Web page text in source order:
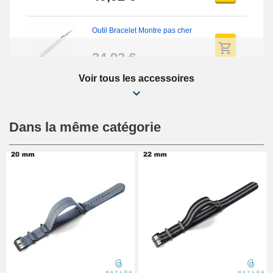
Outil Bracelet Montre pas cher
34,92 €
Kit Réparation Montre Débutant
16,90 €
Pied à Coulisse Numérique
9,90 €
Voir tous les accessoires
Dans la même catégorie